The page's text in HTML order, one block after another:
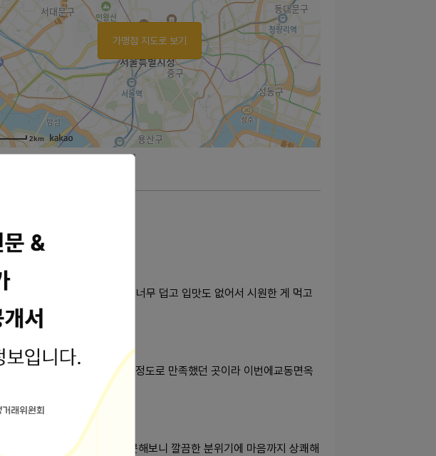
2km
가맹점 지도로 보기
뭘 먹을까 한참 고민하다가 너무 덥고 입맛도 없어서 시원한 게 먹고
장점은 이미 여러 번 방문할 정도로 만족했던 곳이라 이번에교동면옥
기대감이 컸는데 직접 방문해보니 깔끔한 분위기에 마음까지 상쾌해